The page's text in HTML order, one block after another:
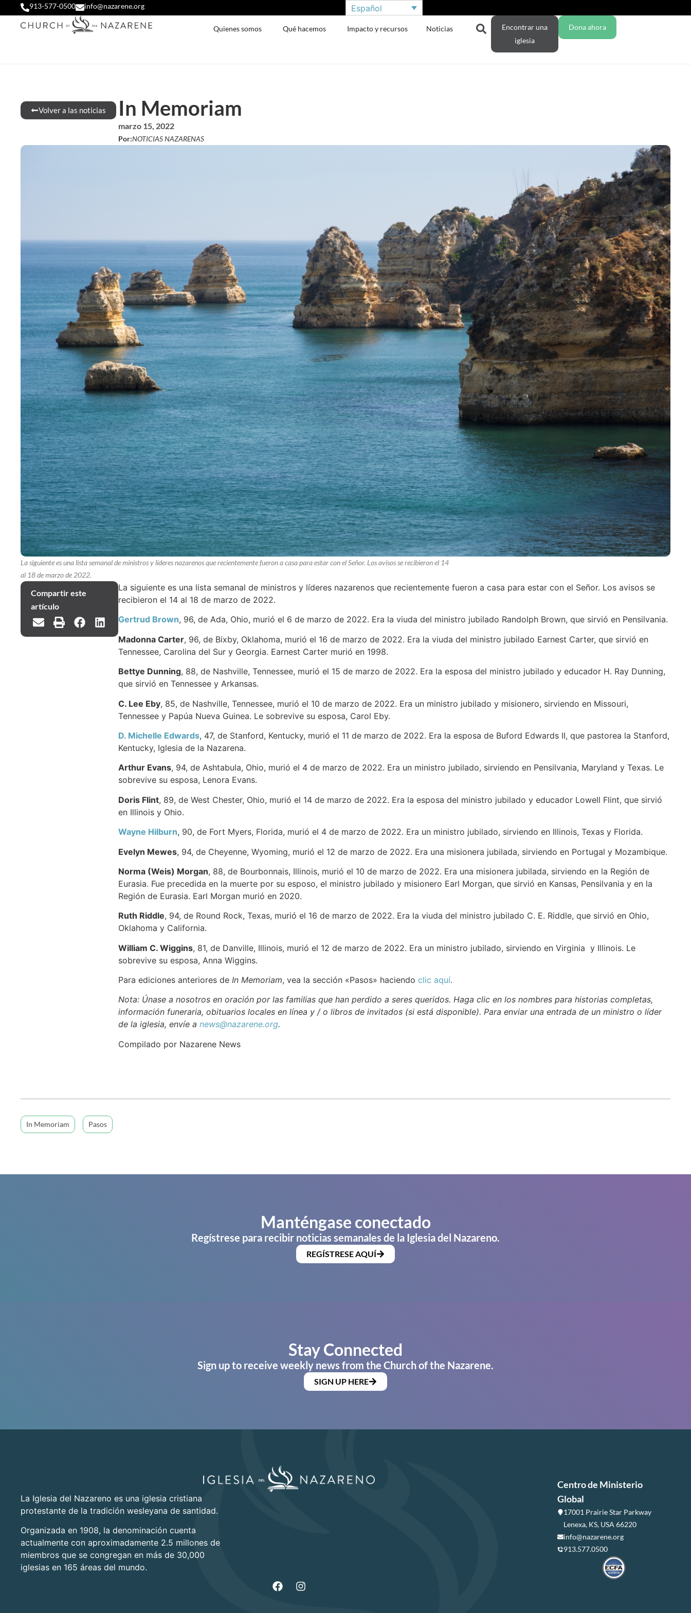
913-577-0500 info@nazarene.org Español
Quienes somos Qué hacemos Impacto y recursos Noticias
Encontrar una
iglesia
Dona ahora
Volver a las noticias In Memoriam
marzo 15, 2022
Por:NOTICIAS NAZARENAS
La siguiente es una lista semanal de ministros y líderes nazarenos que recientemente fueron a casa para estar con el Señor. Los avisos se recibieron el 14
al 18 de marzo de 2022.
Compartir este
artículo
La siguiente es una lista semanal de ministros y líderes nazarenos que recientemente fueron a casa para estar con el Señor. Los avisos se
recibieron el 14 al 18 de marzo de 2022.
Gertrud Brown, 96, de Ada, Ohio, murió el 6 de marzo de 2022. Era la viuda del ministro jubilado Randolph Brown, que sirvió en Pensilvania.
Madonna Carter, 96, de Bixby, Oklahoma, murió el 16 de marzo de 2022. Era la viuda del ministro jubilado Earnest Carter, que sirvió en
Tennessee, Carolina del Sur y Georgia. Earnest Carter murió en 1998.
Bettye Dunning, 88, de Nashville, Tennessee, murió el 15 de marzo de 2022. Era la esposa del ministro jubilado y educador H. Ray Dunning,
que sirvió en Tennessee y Arkansas.
C. Lee Eby, 85, de Nashville, Tennessee, murió el 10 de marzo de 2022. Era un ministro jubilado y misionero, sirviendo en Missouri,
Tennessee y Papúa Nueva Guinea. Le sobrevive su esposa, Carol Eby.
D. Michelle Edwards, 47, de Stanford, Kentucky, murió el 11 de marzo de 2022. Era la esposa de Buford Edwards II, que pastorea la Stanford,
Kentucky, Iglesia de la Nazarena.
Arthur Evans, 94, de Ashtabula, Ohio, murió el 4 de marzo de 2022. Era un ministro jubilado, sirviendo en Pensilvania, Maryland y Texas. Le
sobrevive su esposa, Lenora Evans.
Doris Flint, 89, de West Chester, Ohio, murió el 14 de marzo de 2022. Era la esposa del ministro jubilado y educador Lowell Flint, que sirvió
en Illinois y Ohio.
Wayne Hilburn, 90, de Fort Myers, Florida, murió el 4 de marzo de 2022. Era un ministro jubilado, sirviendo en Illinois, Texas y Florida.
Evelyn Mewes, 94, de Cheyenne, Wyoming, murió el 12 de marzo de 2022. Era una misionera jubilada, sirviendo en Portugal y Mozambique.
Norma (Weis) Morgan, 88, de Bourbonnais, Illinois, murió el 10 de marzo de 2022. Era una misionera jubilada, sirviendo en la Región de
Eurasia. Fue precedida en la muerte por su esposo, el ministro jubilado y misionero Earl Morgan, que sirvió en Kansas, Pensilvania y en la
Región de Eurasia. Earl Morgan murió en 2020.
Ruth Riddle, 94, de Round Rock, Texas, murió el 16 de marzo de 2022. Era la viuda del ministro jubilado C. E. Riddle, que sirvió en Ohio,
Oklahoma y California.
William C. Wiggins, 81, de Danville, Illinois, murió el 12 de marzo de 2022. Era un ministro jubilado, sirviendo en Virginia y Illinois. Le
sobrevive su esposa, Anna Wiggins.
Para ediciones anteriores de In Memoriam, vea la sección «Pasos» haciendo clic aquí.
Nota: Únase a nosotros en oración por las familias que han perdido a seres queridos. Haga clic en los nombres para historias completas,
información funeraria, obituarios locales en línea y / o libros de invitados (si está disponible). Para enviar una entrada de un ministro o líder
de la iglesia, envíe a news@nazarene.org.
Compilado por Nazarene News
In Memoriam Pasos
Manténgase conectado
Regístrese para recibir noticias semanales de la Iglesia del Nazareno.
REGÍSTRESE AQUÍ
Stay Connected
Sign up to receive weekly news from the Church of the Nazarene.
SIGN UP HERE
La Iglesia del Nazareno es una iglesia cristiana
protestante de la tradición wesleyana de santidad.
Organizada en 1908, la denominación cuenta
actualmente con aproximadamente 2.5 millones de
miembros que se congregan en más de 30,000
iglesias en 165 áreas del mundo.
Centro de Ministerio
Global
17001 Prairie Star Parkway
Lenexa, KS, USA 66220
info@nazarene.org
913.577.0500